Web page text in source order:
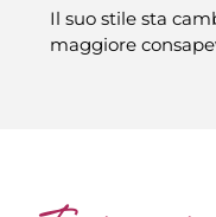
Il suo stile sta
maggiore